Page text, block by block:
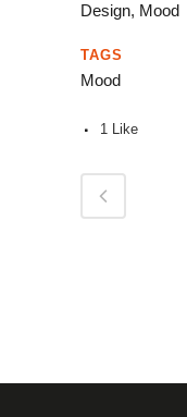
Design, Mood
TAGS
Mood
1 Like